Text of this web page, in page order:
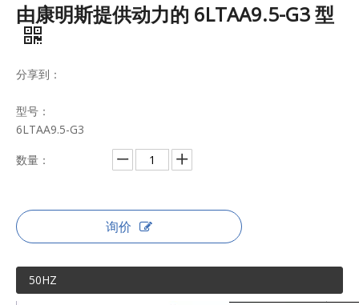
由康明斯提供动力的 6LTAA9.5-G3 型
分享到：
型号：
6LTAA9.5-G3
数量：
询价
50HZ